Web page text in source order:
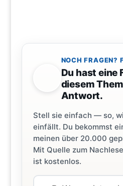
NOCH FRAGEN?
Du hast eine
diesem
Antwort.
Stell sie einfach — so,
einfällt. Du bekommst
meinen über 20.000
Mit Quelle zum
ist kostenlos.